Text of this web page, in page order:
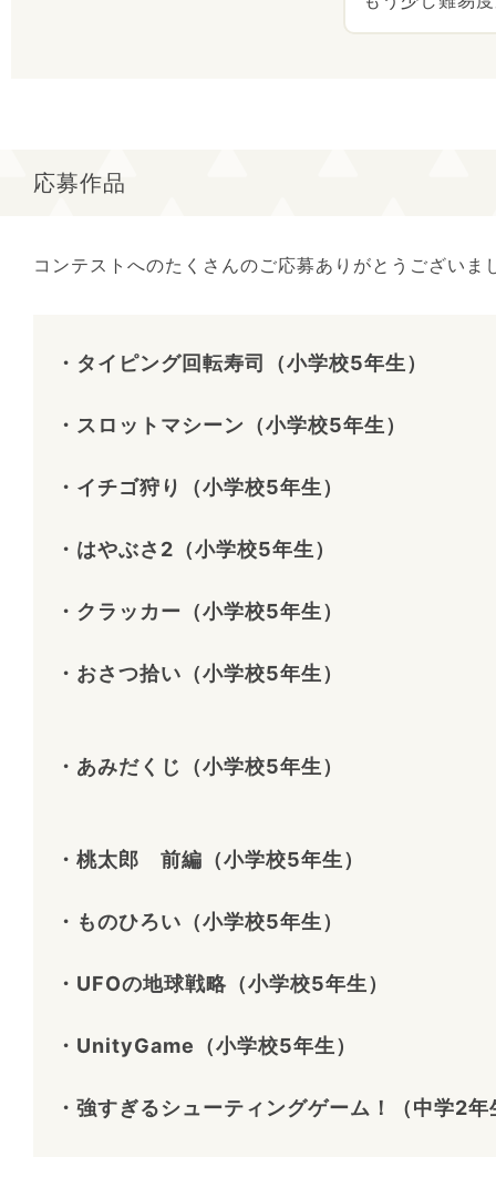
応募作品
コンテストへのたくさんのご応募ありがとうございま
・タイピング回転寿司（小学校5年生）
・スロットマシーン（小学校5年生）
・イチゴ狩り（小学校5年生）
・はやぶさ2（小学校5年生）
・クラッカー（小学校5年生）
・おさつ拾い（小学校5年生）
・あみだくじ（小学校5年生）
・桃太郎 前編（小学校5年生）
・ものひろい（小学校5年生）
・UFOの地球戦略（小学校5年生）
・UnityGame（小学校5年生）
・強すぎるシューティングゲーム！（中学2年